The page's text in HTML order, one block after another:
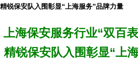
精锐保安队入围彰显“上海服务”品牌力量
上海保安服务行业“双百
精锐保安队入围彰显“上